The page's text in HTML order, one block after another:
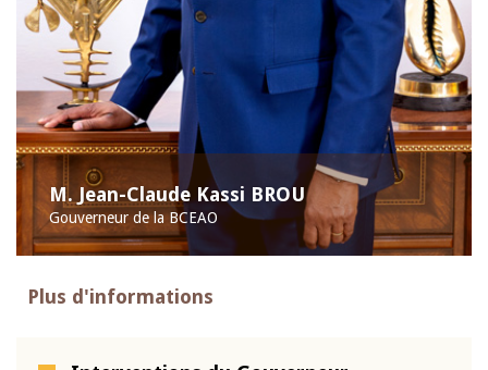
M. Jean-Claude Kassi BROU
Gouverneur de la BCEAO
Plus d'informations